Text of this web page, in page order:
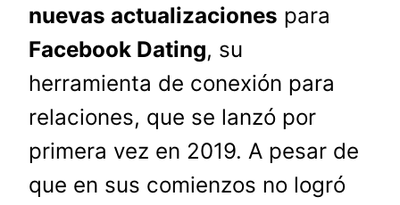
nuevas actualizaciones para
Facebook Dating, su
herramienta de conexión para
relaciones, que se lanzó por
primera vez en 2019. A pesar de
que en sus comienzos no logró